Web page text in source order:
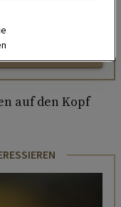
auf den Kopf